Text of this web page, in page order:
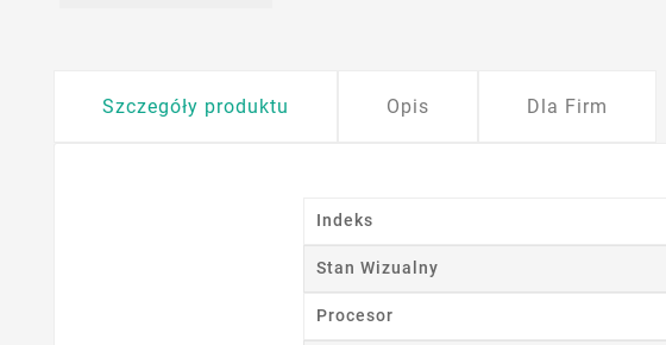
Szczegóły produktu Opis Dla Firm
Indeks
Stan Wizualny
Procesor